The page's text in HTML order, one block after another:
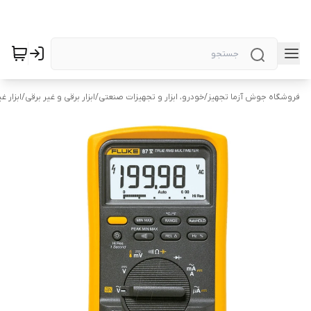
فروشگاه جوش آزما تجهیز/خودرو، ابزار و تجهیزات صنعتی/ابزار برقی و غیر برقی/ابزار